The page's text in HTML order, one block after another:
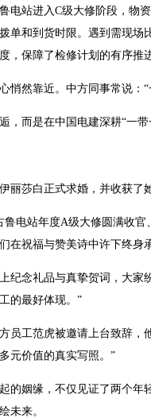
电站进入C级大修阶段，物
单和到货时限。遇到需现
，保障了检修计划的有序推进
悄然靠近。中方同事常说：
，而是在中国电建深耕“一
丽莎白正式求婚，并收获了
鲁电站年度A级大修圆满收
在祝福与赞美诗中许下终身
纪念礼品与真挚贺词，大家
的最好体现。”
员工范虎被邀请上台致辞，
元价值的真实写照。”
的姻缘，不仅见证了两个年
未来。